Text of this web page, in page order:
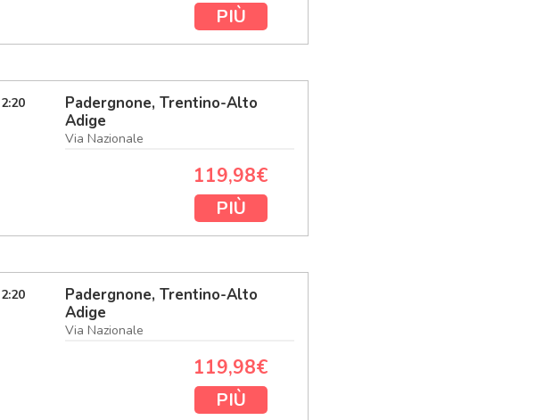
PIÙ
Padergnone, Trentino-Alto
Adige
Via Nazionale
119,98€
PIÙ
Padergnone, Trentino-Alto
Adige
Via Nazionale
119,98€
PIÙ